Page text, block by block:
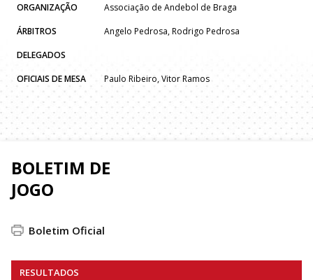
ORGANIZAÇÃO
Associação de Andebol de Braga
ÁRBITROS
Angelo Pedrosa, Rodrigo Pedrosa
DELEGADOS
OFICIAIS DE MESA
Paulo Ribeiro, Vitor Ramos
BOLETIM DE
JOGO
Boletim Oficial
RESULTADOS